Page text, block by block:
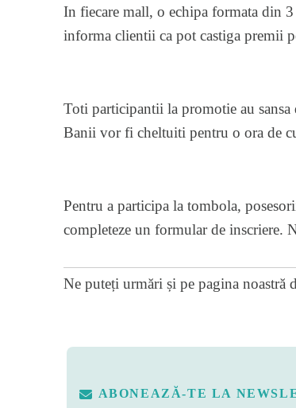
In fiecare mall, o echipa formata din
informa clientii ca pot castiga premii
Toti participantii la promotie au
Banii vor fi cheltuiti pentru o ora de
Pentru a participa la tombola,
completeze un formular de inscriere.
Ne puteți urmări și pe pagina noastră
ABONEAZĂ-TE LA